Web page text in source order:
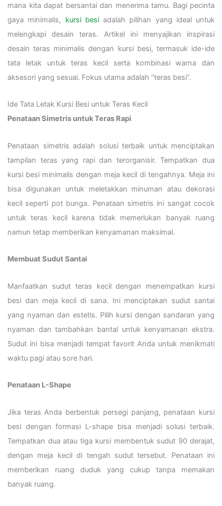
mana kita dapat bersantai dan menerima tamu. Bagi pecinta
gaya minimalis, kursi besiadalah pilihan yang ideal untuk
melengkapi desain teras. Artikel ini menyajikan inspirasi
desain teras minimalis dengan kursi besi, termasuk ide-ide
tata letak untuk teras kecil serta kombinasi warna dan
aksesori yang sesuai. Fokus utama adalah “teras besi”.
Ide Tata Letak Kursi Besi untuk Teras Kecil
Penataan Simetris untuk Teras Rapi
Penataan simetris adalah solusi terbaik untuk menciptakan
tampilan teras yang rapi dan terorganisir. Tempatkan dua
kursi besi minimalis dengan meja kecil di tengahnya. Meja ini
bisa digunakan untuk meletakkan minuman atau dekorasi
kecil seperti pot bunga. Penataan simetris ini sangat cocok
untuk teras kecil karena tidak memerlukan banyak ruang
namun tetap memberikan kenyamanan maksimal.
Membuat Sudut Santai
Manfaatkan sudut teras kecil dengan menempatkan kursi
besi dan meja kecil di sana. Ini menciptakan sudut santai
yang nyaman dan estetis. Pilih kursi dengan sandaran yang
nyaman dan tambahkan bantal untuk kenyamanan ekstra.
Sudut ini bisa menjadi tempat favorit Anda untuk menikmati
waktu pagi atau sore hari.
Penataan L-Shape
Jika teras Anda berbentuk persegi panjang, penataan kursi
besi dengan formasi L-shape bisa menjadi solusi terbaik.
Tempatkan dua atau tiga kursi membentuk sudut 90 derajat,
dengan meja kecil di tengah sudut tersebut. Penataan ini
memberikan ruang duduk yang cukup tanpa memakan
banyak ruang.